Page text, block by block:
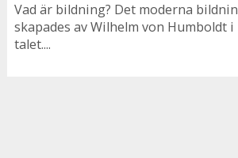
Vad är bildning? Det moderna
skapades av Wilhelm von Humboldt
talet....